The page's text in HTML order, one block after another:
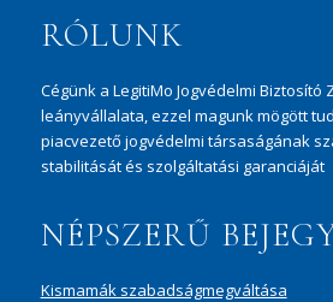
RÓLUNK
Cégünk a LegitiMo Jogvédelmi Biztosító
leányvállalata, ezzel magunk mögött
piacvezető jogvédelmi társaságának
stabilitását és szolgáltatási garanciáját
NÉPSZERŰ
Kismamák szabadságmegváltása